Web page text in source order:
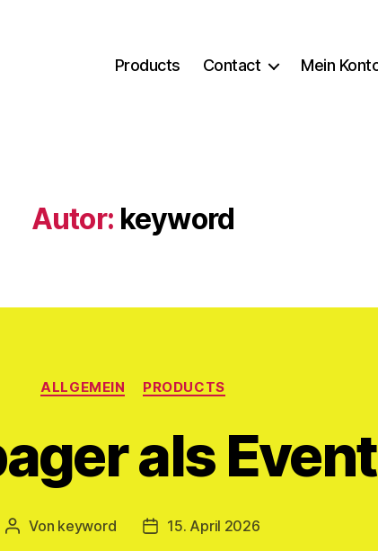
Products Contact Mein
Autor: keyword
Kategorien
ALLGEMEIN PRODUCTS
als
Beitragsautor
Von keyword Veröffentlichungsdatum
15. April 2026